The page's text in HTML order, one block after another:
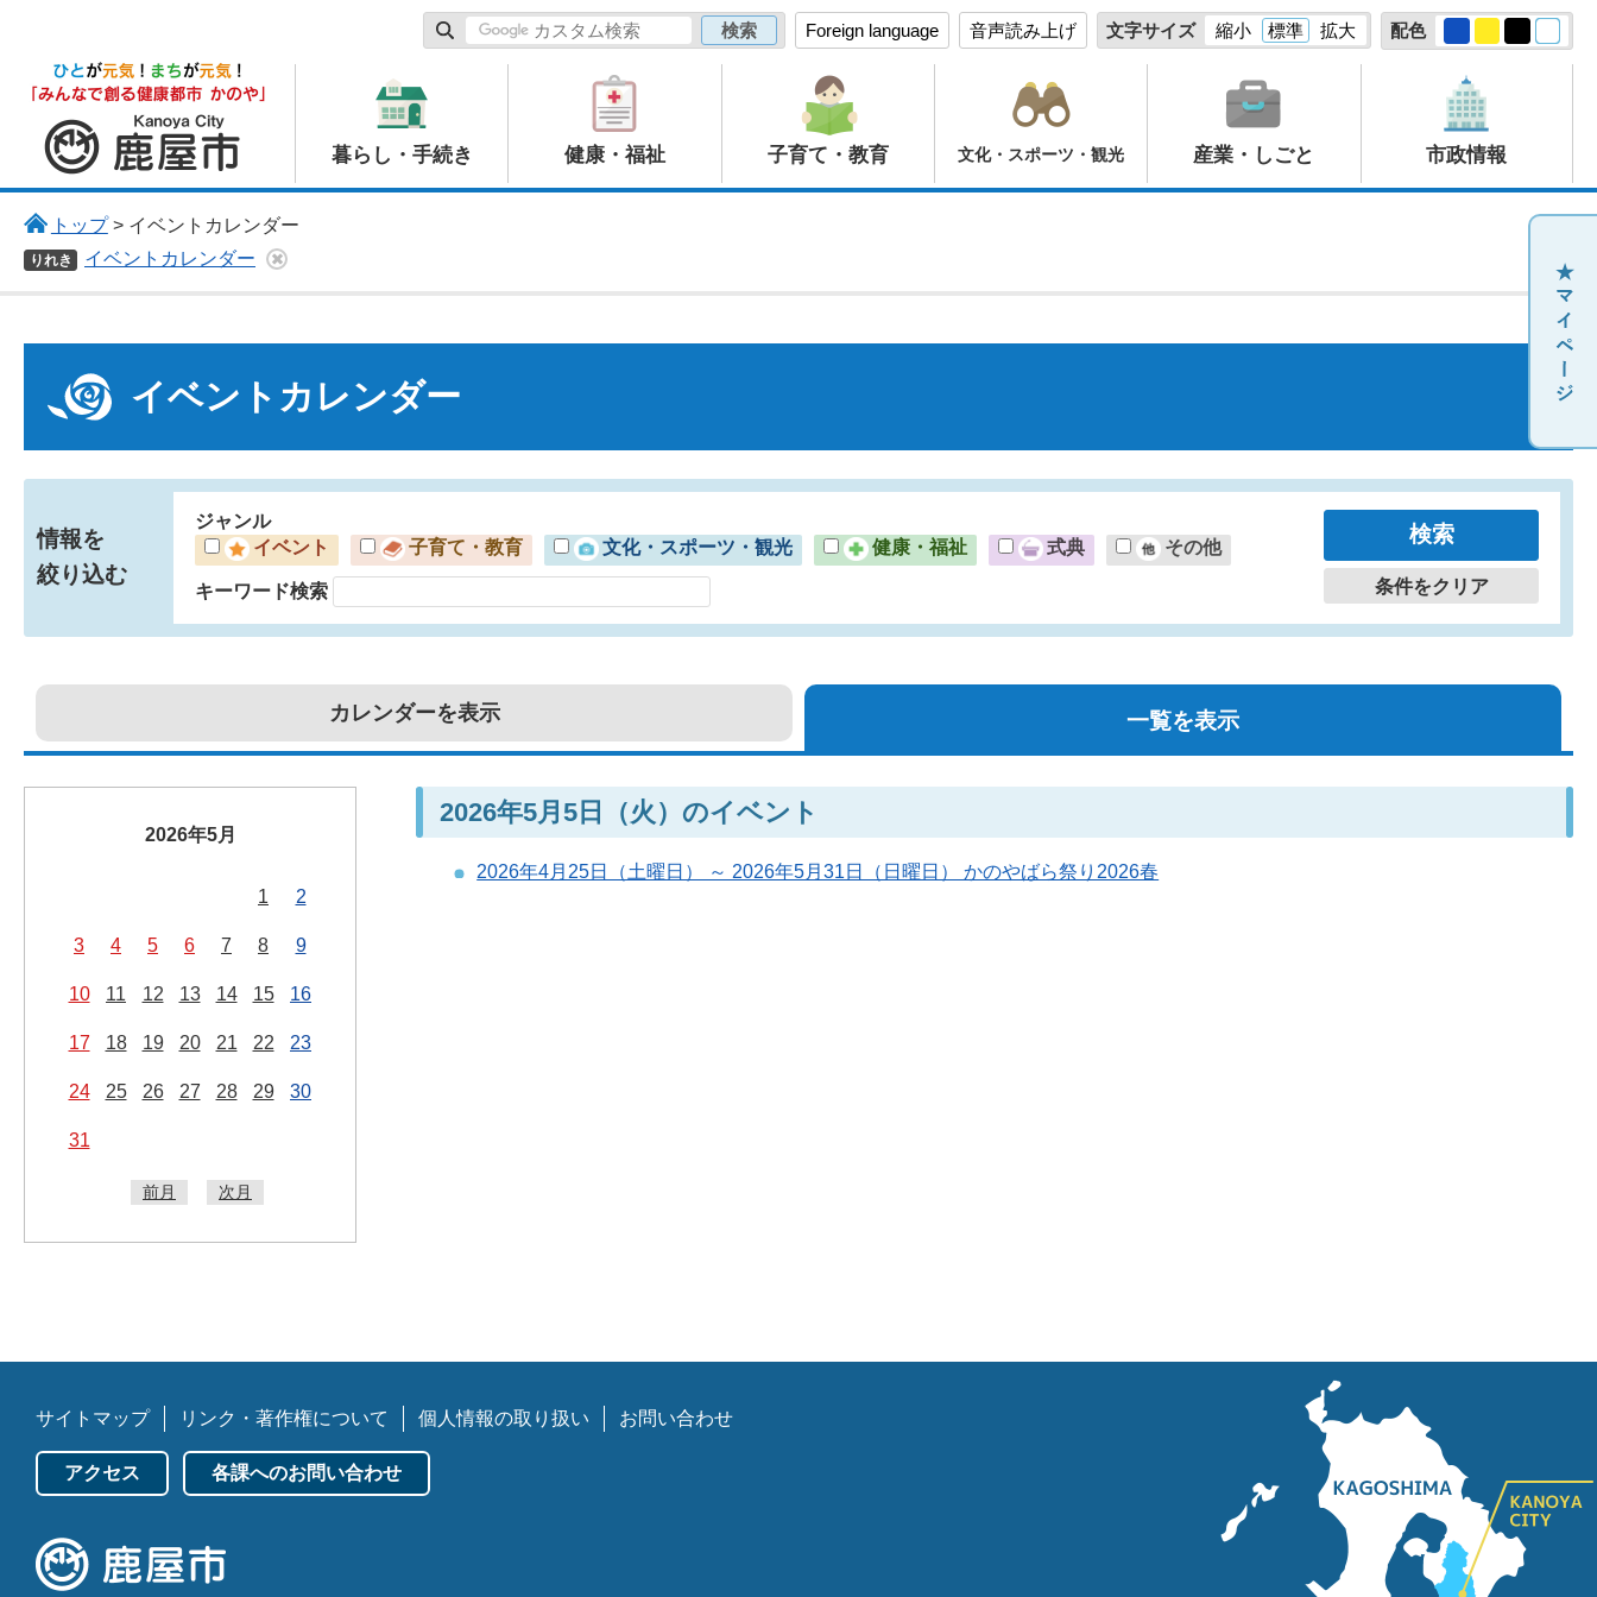
Foreign language 音声読み上げ 文字サイズ 縮小 標準 拡大 配色
鹿屋市
暮らし・手続き 健康・福祉 子育て・教育 文化・スポーツ・観光 産業・しごと 市政情報
トップ> イベントカレンダー
りれき イベントカレンダー
イベントカレンダー
情報を
絞り込む
ジャンル
イベント
子育て・教育 文化・スポーツ・観光 健康・福祉 式典 その他
キーワード検索 条件をクリア
カレンダーを表示 一覧を表示
2026年5月
1 2
3 4 5 6 7 8 9
10 11 12 13 14 15 16
17 18 19 20 21 22 23
24 25 26 27 28 29 30
31
前月 次月
2026年5月5日（火）のイベント
2026年4月25日（土曜日） ～ 2026年5月31日（日曜日） かのやばら祭り2026春
サイトマップ リンク・著作権について 個人情報の取り扱い お問い合わせ
アクセス 各課へのお問い合わせ